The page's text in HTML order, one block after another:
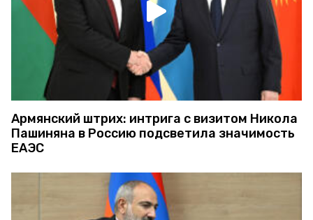
Армянский штрих: интрига с визитом Никола
Пашиняна в Россию подсветила значимость
ЕАЭС